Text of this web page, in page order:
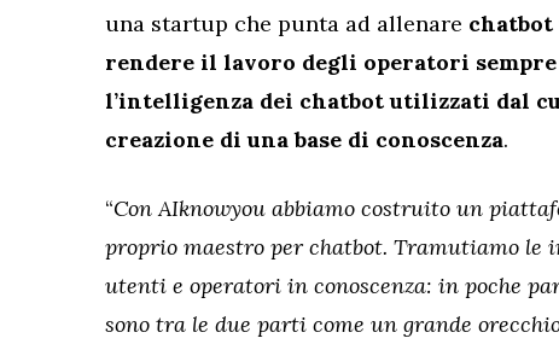
una startup che punta ad allenare
rendere il lavoro degli operatori
l’intelligenza dei chatbot utilizzati dal
creazione di una base di conoscenza.
“Con AIknowyou abbiamo costruito un
proprio maestro per chatbot. Tramutiamo le
utenti e operatori in conoscenza: in poche
sono tra le due parti come un grande